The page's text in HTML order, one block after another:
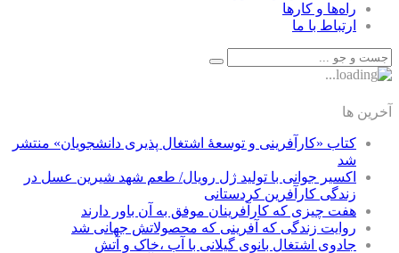
راه‌ها و كارها
ارتباط با ما
آخرین ها
کتاب «کارآفرینی و توسعۀ اشتغال پذیری دانشجویان» منتشر
شد
اکسیر جوانی با تولید ژل رویال/ طعم شهد شیرین عسل‌ در
زندگی کارآفرین کردستانی
هفت چیزی که کارآفرینان موفق به آن باور دارند
روایت زندگی که آفرینی که محصولاتش جهانی شد
جادوی اشتغال بانوی گیلانی با آب ،خاک و آتش